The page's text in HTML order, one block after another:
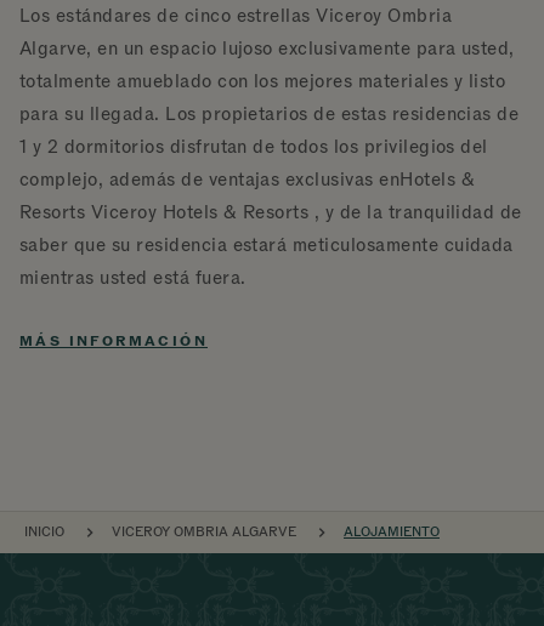
Los estándares de cinco estrellas Viceroy Ombria
Algarve, en un espacio lujoso exclusivamente para usted,
totalmente amueblado con los mejores materiales y listo
para su llegada. Los propietarios de estas residencias de
1 y 2 dormitorios disfrutan de todos los privilegios del
complejo, además de ventajas exclusivas enHotels &
Resorts Viceroy Hotels & Resorts , y de la tranquilidad de
saber que su residencia estará meticulosamente cuidada
mientras usted está fuera.
MÁS INFORMACIÓN
NAVEGACIÓN POR EL SITIO
INICIO VICEROY OMBRIA ALGARVE ALOJAMIENTO